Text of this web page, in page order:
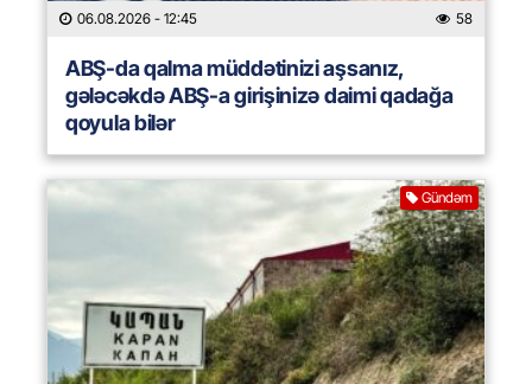
06.08.2026 - 12:45 58
ABŞ-da qalma müddətinizi aşsanız,
gələcəkdə ABŞ-a girişinizə daimi qadağa
qoyula bilər
Gündəm